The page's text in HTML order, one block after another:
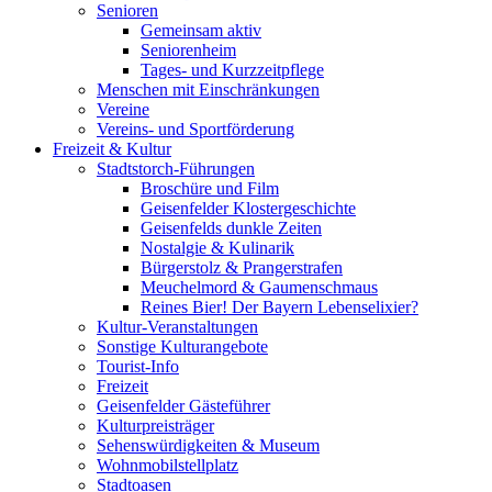
Senioren
Gemeinsam aktiv
Seniorenheim
Tages- und Kurzzeitpflege
Menschen mit Einschränkungen
Vereine
Vereins- und Sportförderung
Freizeit & Kultur
Stadtstorch-Führungen
Broschüre und Film
Geisenfelder Klostergeschichte
Geisenfelds dunkle Zeiten
Nostalgie & Kulinarik
Bürgerstolz & Prangerstrafen
Meuchelmord & Gaumenschmaus
Reines Bier! Der Bayern Lebenselixier?
Kultur-Veranstaltungen
Sonstige Kulturangebote
Tourist-Info
Freizeit
Geisenfelder Gästeführer
Kulturpreisträger
Sehenswürdigkeiten & Museum
Wohnmobilstellplatz
Stadtoasen